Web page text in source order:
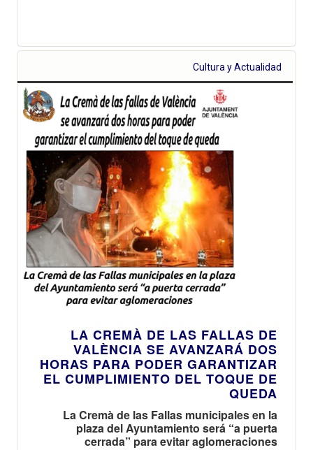
Cultura y Actualidad
LA CREMÀ DE LAS FALLAS DE
VALÈNCIA SE AVANZARÁ DOS
HORAS PARA PODER GARANTIZAR
EL CUMPLIMIENTO DEL TOQUE DE
QUEDA
La Cremà de las Fallas municipales en la
plaza del Ayuntamiento será “a puerta
cerrada” para evitar aglomeraciones